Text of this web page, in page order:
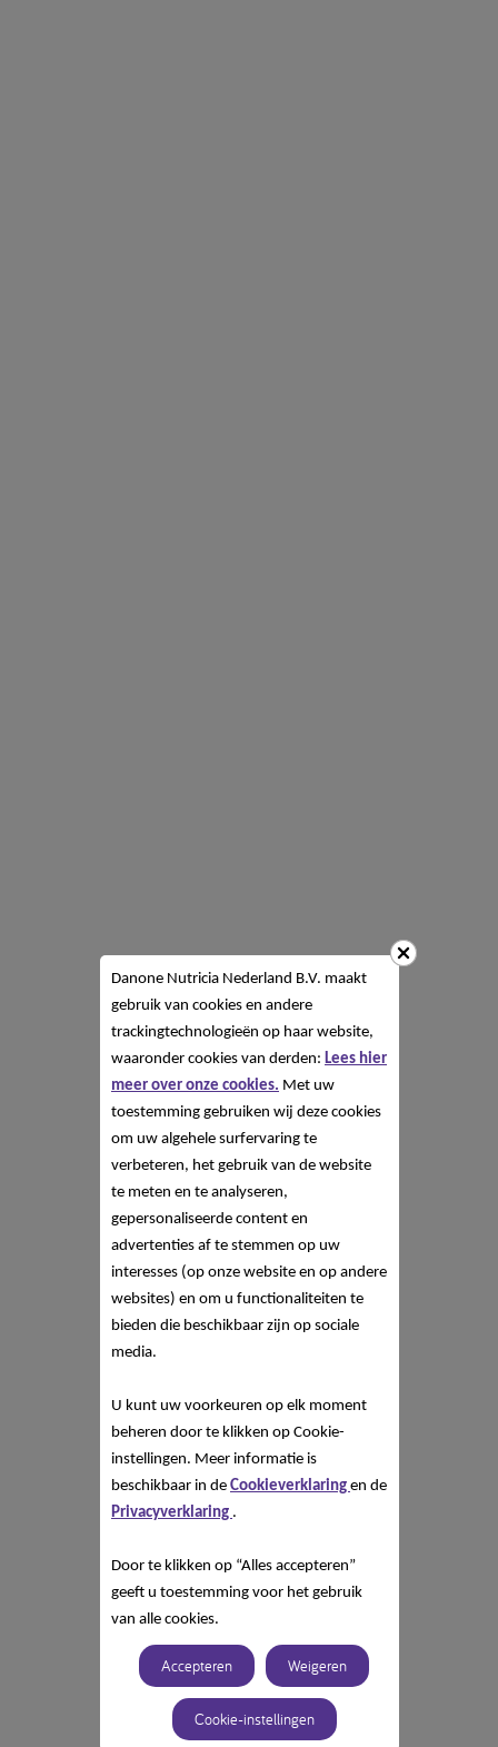
Danone Nutricia Nederland B.V. maakt
gebruik van cookies en andere
trackingtechnologieën op haar website,
waaronder cookies van derden: Lees hier
meer over onze cookies. Met uw
toestemming gebruiken wij deze cookies
om uw algehele surfervaring te
verbeteren, het gebruik van de website
te meten en te analyseren,
gepersonaliseerde content en
advertenties af te stemmen op uw
interesses (op onze website en op andere
websites) en om u functionaliteiten te
bieden die beschikbaar zijn op sociale
media.
U kunt uw voorkeuren op elk moment
beheren door te klikken op Cookie-
instellingen. Meer informatie is
beschikbaar in de Cookieverklaring en de
Privacyverklaring .
Door te klikken op “Alles accepteren”
geeft u toestemming voor het gebruik
van alle cookies.
Accepteren Weigeren
Cookie-instellingen